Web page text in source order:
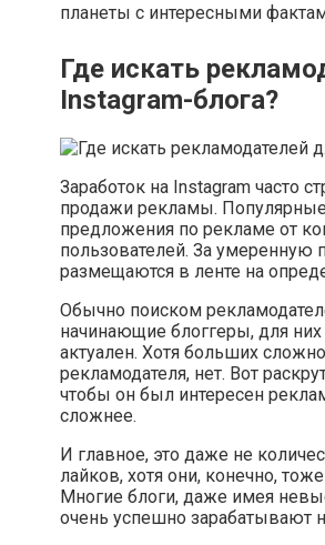
планеты с интересными
Где искать
Instagram-блога?
Заработок на Instagram часто
продажи рекламы.
предложения по рекламе от
пользователей. За умеренную
размещаются в ленте на
Обычно поиском
начинающие блоггеры, для них
актуален. Хотя больших
рекламодателя, нет. Вот
чтобы он был интересен
сложнее.
И главное, это даже не
лайков, хотя они, конечно,
Многие блоги, даже имея
очень успешно зарабатывают